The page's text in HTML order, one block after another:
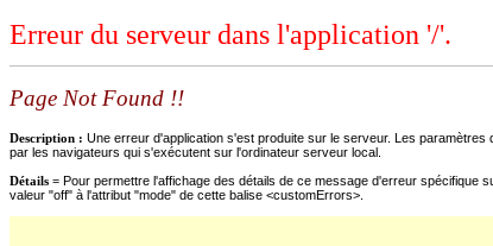
Erreur du serveur dans l'application '/'.
Page Not Found !!
Description : Une erreur d'application s'est produite sur le serveur. Les
par les navigateurs qui s'exécutent sur l'ordinateur serveur local.
Détails = Pour permettre l'affichage des détails de ce message d'erreur spécifique
valeur "off" à l'attribut "mode" de cette balise <customErrors>.